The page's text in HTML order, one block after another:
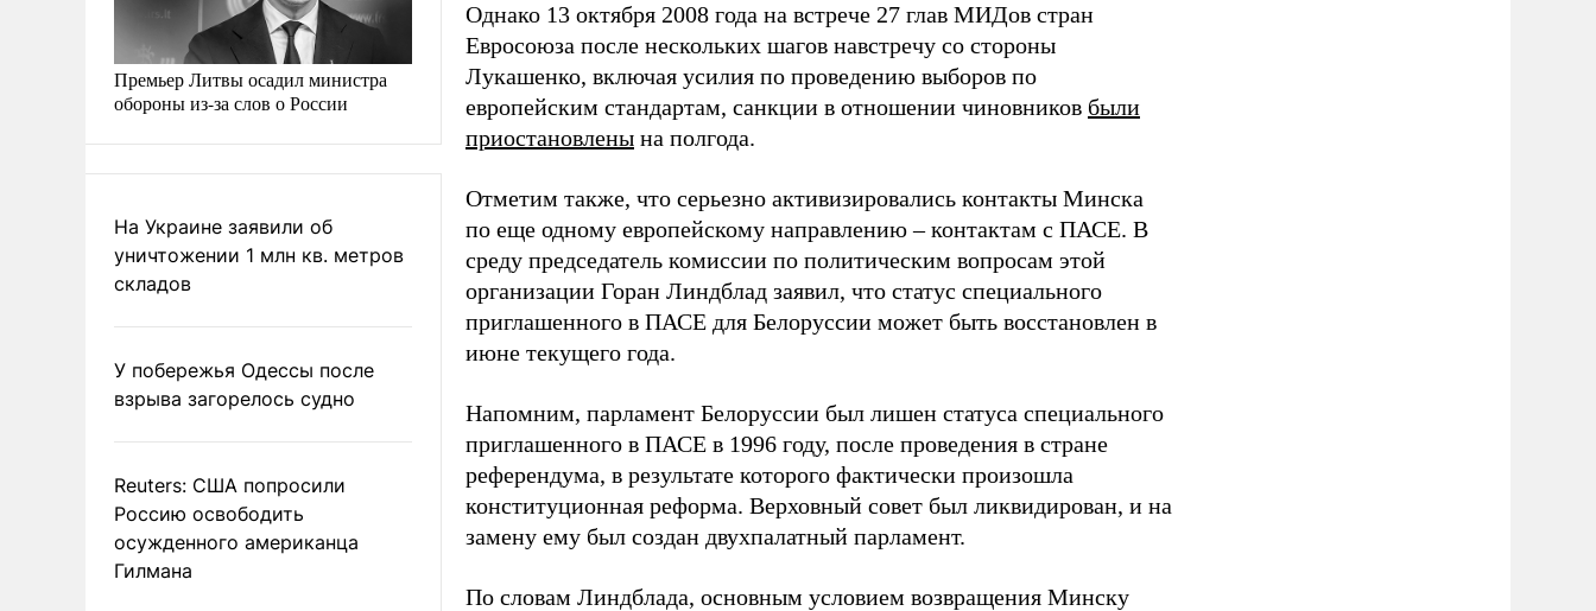
Премьер Литвы осадил министра
обороны из-за слов о России
На Украине заявили об
уничтожении 1 млн кв. метров
складов
У побережья Одессы после
взрыва загорелось судно
Reuters: США попросили
Россию освободить
осужденного американца
Гилмана
Однако 13 октября 2008 года на встрече 27 глав МИДов стран
Евросоюза после нескольких шагов навстречу со стороны
Лукашенко, включая усилия по проведению выборов по
европейским стандартам, санкции в отношении чиновников были
приостановлены на полгода.
Отметим также, что серьезно активизировались контакты Минска
по еще одному европейскому направлению – контактам с ПАСЕ. В
среду председатель комиссии по политическим вопросам этой
организации Горан Линдблад заявил, что статус специального
приглашенного в ПАСЕ для Белоруссии может быть восстановлен в
июне текущего года.
Напомним, парламент Белоруссии был лишен статуса специального
приглашенного в ПАСЕ в 1996 году, после проведения в стране
референдума, в результате которого фактически произошла
конституционная реформа. Верховный совет был ликвидирован, и на
замену ему был создан двухпалатный парламент.
По словам Линдблада, основным условием возвращения Минску